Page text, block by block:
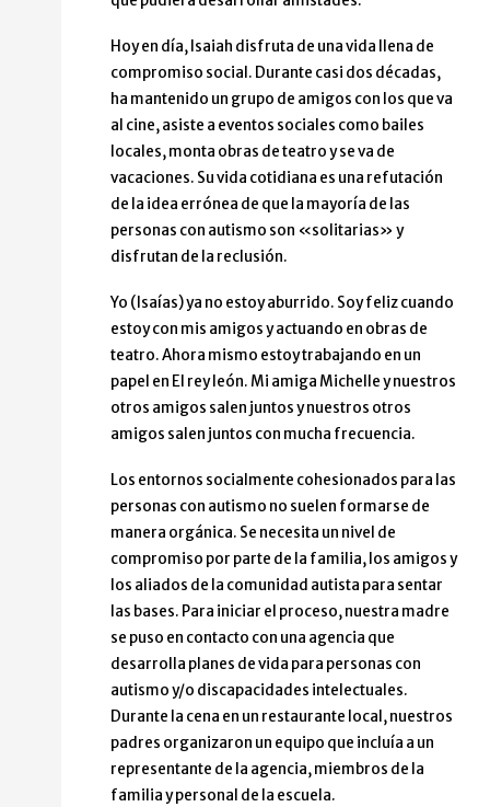
Hoy en día, Isaiah disfruta de una vida llena de
compromiso social. Durante casi dos décadas,
ha mantenido un grupo de amigos con los que va
al cine, asiste a eventos sociales como bailes
locales, monta obras de teatro y se va de
vacaciones. Su vida cotidiana es una refutación
de la idea errónea de que la mayoría de las
personas con autismo son «solitarias» y
disfrutan de la reclusión.
Yo (Isaías) ya no estoy aburrido. Soy feliz cuando
estoy con mis amigos y actuando en obras de
teatro. Ahora mismo estoy trabajando en un
papel en El rey león. Mi amiga Michelle y nuestros
otros amigos salen juntos y nuestros otros
amigos salen juntos con mucha frecuencia.
Los entornos socialmente cohesionados para las
personas con autismo no suelen formarse de
manera orgánica. Se necesita un nivel de
compromiso por parte de la familia, los amigos y
los aliados de la comunidad autista para sentar
las bases. Para iniciar el proceso, nuestra madre
se puso en contacto con una agencia que
desarrolla planes de vida para personas con
autismo y/o discapacidades intelectuales.
Durante la cena en un restaurante local, nuestros
padres organizaron un equipo que incluía a un
representante de la agencia, miembros de la
familia y personal de la escuela.